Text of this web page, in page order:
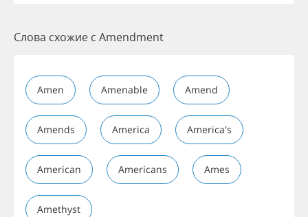
Слова схожие с Amendment
Amen Amenable Amend
Amends America America's
American Americans Ames
Amethyst